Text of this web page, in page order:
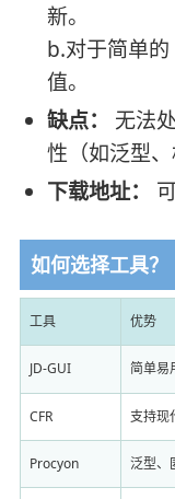
新。
b.对于简单
值。
缺点：
无法
性（如泛型、
下载地址：
如何选择工具？
工具 优势
JD-GUI 简单易
CFR 支持现
Procyon 泛型、